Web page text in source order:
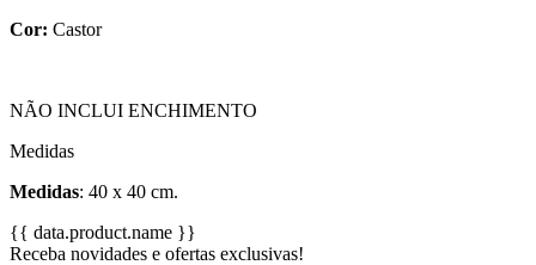
Cor: Castor
NÃO INCLUI ENCHIMENTO
Medidas
Medidas: 40 x 40 cm.
{{ data.product.name }}
Receba novidades e ofertas exclusivas!